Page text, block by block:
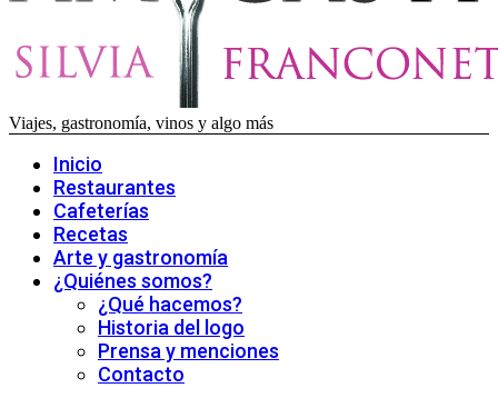
Viajes, gastronomía, vinos y algo más
Inicio
Restaurantes
Cafeterías
Recetas
Arte y gastronomía
¿Quiénes somos?
¿Qué hacemos?
Historia del logo
Prensa y menciones
Contacto